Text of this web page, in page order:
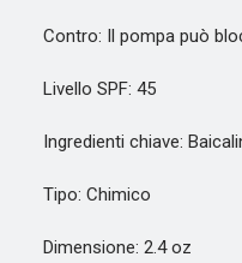
Contro: Il pompa può
Livello SPF: 45
Ingredienti chiave:
Tipo: Chimico
Dimensione: 2.4 oz